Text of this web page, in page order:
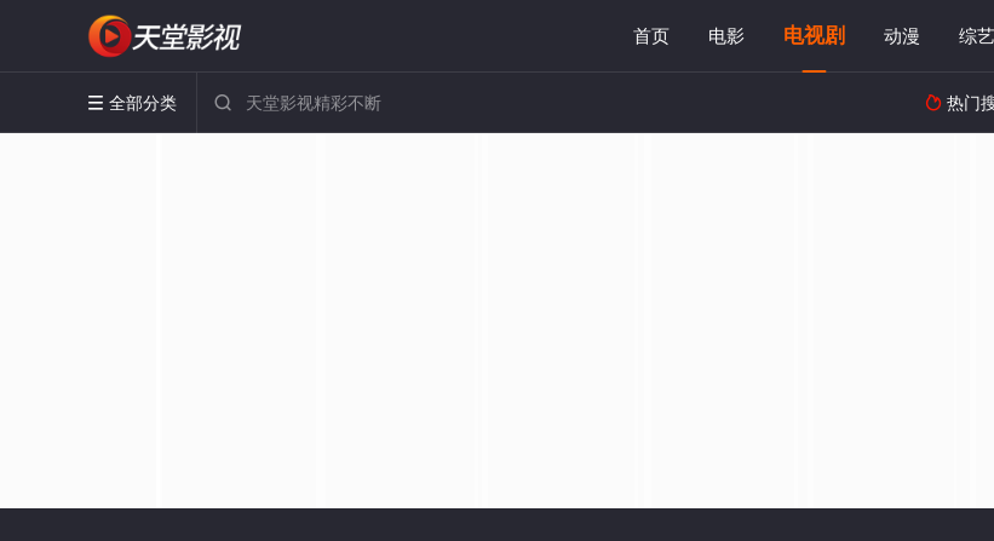
首页 电影 电视剧 动漫 综艺
 全部分类   热门